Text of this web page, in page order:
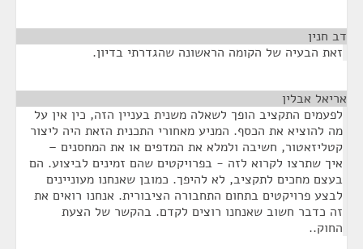
דב חנין
זאת הבעיה של הקומה הראשונה שהגדרתי בדיון.
אריאל אבלין
לפעמים התקציב הופך לשאלה משנית בעניין הזה, כין אין על
מה להוציא את הכסף. המניע מאחורי התכנית הזאת היה ליצור
קטליזאטור, חשיבה ולמלא את המדפים או את המחסנים –
איך שתרצו לקרוא לזה - בפרויקטים שהם זמינים לביצוע. הם
בעצם מחכים לתקציב, לא להיפך. כמובן שאנחנו מעוניינים
לבצע פרויקטים בתחום התחבורה הציבורית. אנחנו רואים את
זה כדבר חשוב שאנחנו רוצים לקדם. בהקשר של הצעת
החוק..